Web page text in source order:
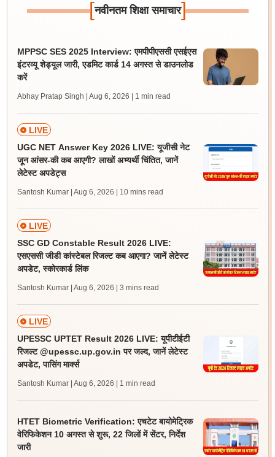
[नवीनतम शिक्षा समाचार]
MPPSC SES 2025 Interview: एमपीपीएससी एसईएस
इंटरव्यू शेड्यूल जारी, एडमिट कार्ड 14 अगस्त से डाउनलोड
करें
Abhay Pratap Singh | Aug 6, 2026 | 1 min read
LIVE
UGC NET Answer Key 2026 LIVE: यूजीसी नेट
जून आंसर-की कब आएगी? लाखों अभ्यर्थी चिंतित, जानें
लेटेस्ट अपडेट्स
Santosh Kumar | Aug 6, 2026 | 10 mins read
LIVE
SSC GD Constable Result 2026 LIVE:
एसएससी जीडी कांस्टेबल रिजल्ट कब आएगा? जानें लेटेस्ट
अपडेट, स्कोरकार्ड लिंक
Santosh Kumar | Aug 6, 2026 | 3 mins read
LIVE
UPESSC UPTET Result 2026 LIVE: यूपीटीईटी
रिजल्ट @upessc.up.gov.in पर जल्द, जानें लेटेस्ट
अपडेट, पासिंग मार्क्स
Santosh Kumar | Aug 6, 2026 | 1 min read
HTET Biometric Verification: एचटेट बायोमेट्रिक
वेरिफिकेशन 10 अगस्त से शुरू, 22 जिलों में सेंटर, निर्देश
जारी